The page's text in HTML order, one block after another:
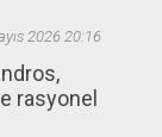
2026 20:16
rasyonel